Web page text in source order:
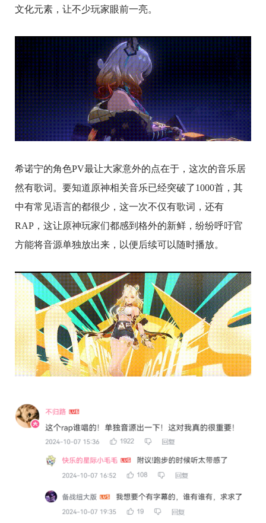
文化元素，让不少玩家眼前一亮。
希诺宁的角色PV最让大家意外的点在于，这次的音乐居
然有歌词。要知道原神相关音乐已经突破了1000首，其
中有常见语言的都很少，这一次不仅有歌词，还有
RAP，这让原神玩家们都感到格外的新鲜，纷纷呼吁官
方能将音源单独放出来，以便后续可以随时播放。